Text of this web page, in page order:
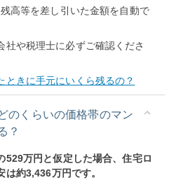
高等を差し引いた金額を自動で
社や税理士に必ずご確認くださ
ときに手元にいくら残るの？
のくらいの価格帯のマン
？
529万円と仮定した場合、住宅ロ
は約3,436万円です。